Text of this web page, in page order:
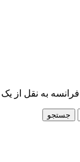
فرانسه به نقل